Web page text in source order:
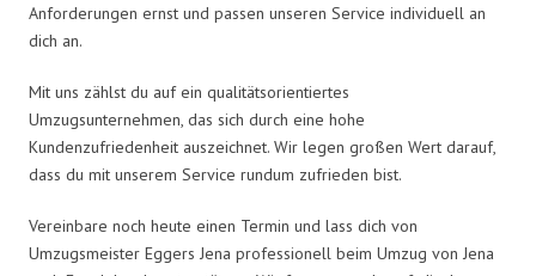
Anforderungen ernst und passen unseren Service individuell an
dich an.
Mit uns zählst du auf ein qualitätsorientiertes
Umzugsunternehmen, das sich durch eine hohe
Kundenzufriedenheit auszeichnet. Wir legen großen Wert darauf,
dass du mit unserem Service rundum zufrieden bist.
Vereinbare noch heute einen Termin und lass dich von
Umzugsmeister Eggers Jena professionell beim Umzug von Jena